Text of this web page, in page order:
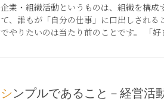
企業・組織活動というものは、組織を構
て、誰もが「自分の仕事」に口出しされ
でやりたいのは当たり前のことです。 「
シンプルであること－経営活動の基礎